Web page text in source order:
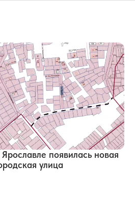
появилась новая
улица